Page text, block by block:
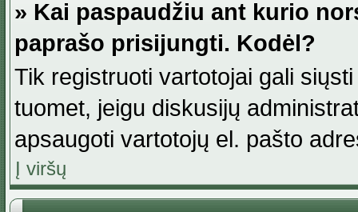
» Kai paspaudžiu ant kurio
paprašo prisijungti. Kodėl?
Tik registruoti vartotojai gali
tuomet, jeigu diskusijų
apsaugoti vartotojų el. pašto
Į viršų